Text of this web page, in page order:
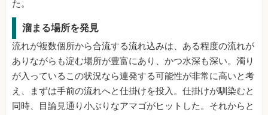
た。
溜まる場所を発見
流れが複数個所から合流する流れ込みは、ある程度の流れが
ありながらも淀む場所が豊富にあり、かつ水深も深い。濁り
が入っているこの状況なら連発する可能性が非常に高いと考
え、まずは手前の流れへと仕掛けを投入。仕掛けが馴染むと
同時、目論見通り小ぶりなアマゴがヒットした。それからと